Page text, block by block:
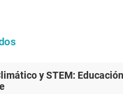
y STEM: